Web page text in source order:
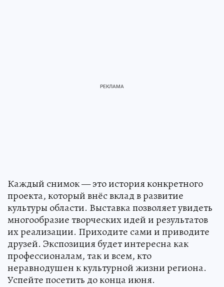
Каждый снимок — это история конкретного
проекта, который внёс вклад в развитие
культуры области. Выставка позволяет увидеть
многообразие творческих идей и результатов
их реализации. Приходите сами и приводите
друзей. Экспозиция будет интересна как
профессионалам, так и всем, кто
неравнодушен к культурной жизни региона.
Успейте посетить до конца июня.